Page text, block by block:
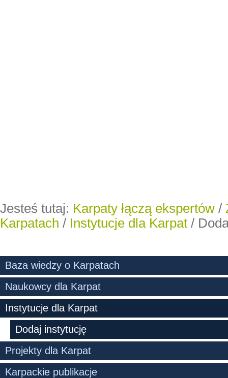
Jesteś tutaj: Karpaty łączą ekspertów /
Karpatach / Instytucje dla Karpat /
Baza wiedzy o Karpatach
Naukowcy dla Karpat
Instytucje dla Karpat
Dodaj instytucję
Projekty dla Karpat
Karpackie publikacje